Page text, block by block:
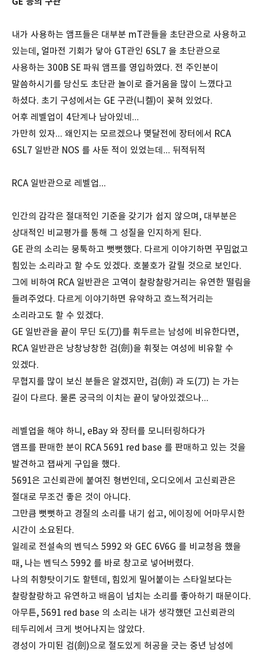
내가 사용하는 앰프들은 대부분 mT관들을 초단관으로 사용하고
있는데, 얼마전 기회가 닿아 GT관인 6SL7 을 초단관으로
사용하는 300B SE 파워 앰프를 영입하였다. 전 주인분이
말씀하시기를 당신도 초단관 놀이로 즐거움을 많이 느꼈다고
하셨다. 초기 구성에서는 GE 구관(니켈)이 꽂혀 있었다.
어후 레벨업이 4단계나 남아있네...
가만히 있자... 왜인지는 모르겠으나 몇달전에 장터에서 RCA
6SL7 일반관 NOS 를 사둔 적이 있었는데... 뒤적뒤적
RCA 일반관으로 레벨업...
인간의 감각은 절대적인 기준을 갖기가 쉽지 않으며, 대부분은
상대적인 비교평가를 통해 그 성질을 인지하게 된다.
GE 관의 소리는 뭉툭하고 뻣뻣했다. 다르게 이야기하면 꾸밈없고
힘있는 소리라고 할 수도 있겠다. 호불호가 갈릴 것으로 보인다.
그에 비하여 RCA 일반관은 고역이 찰랑찰랑거리는 유연한 떨림을
들려주었다. 다르게 이야기하면 유약하고 흐느적거리는
소리라고도 할 수 있겠다.
GE 일반관을 끝이 무딘 도(刀)를 휘두르는 남성에 비유한다면,
RCA 일반관은 낭창낭창한 검(劍)을 휘젖는 여성에 비유할 수
있겠다.
무협지를 많이 보신 분들은 알겠지만, 검(劍) 과 도(刀) 는 가는
길이 다르다. 물론 궁극의 이치는 끝이 닿아있겠으나...
레벨업을 해야 하니, eBay 와 장터를 모니터링하다가
앰프를 판매한 분이 RCA 5691 red base 를 판매하고 있는 것을
발견하고 잽싸게 구입을 했다.
5691은 고신뢰관에 붙여진 형번인데, 오디오에서 고신뢰관은
절대로 무조건 좋은 것이 아니다.
그만큼 뻣뻣하고 경질의 소리를 내기 쉽고, 에이징에 어마무시한
시간이 소요된다.
일례로 전설속의 벤딕스 5992 와 GEC 6V6G 를 비교청음 했을
때, 나는 벤딕스 5992 를 바로 창고로 넣어버렸다.
나의 취향탓이기도 할텐데, 힘있게 밀어붙이는 스타일보다는
찰랑찰랑하고 유연하고 배음이 넘치는 소리를 좋아하기 때문이다.
아무튼, 5691 red base 의 소리는 내가 생각했던 고신뢰관의
테두리에서 크게 벗어나지는 않았다.
경성이 가미된 검(劍)으로 절도있게 허공을 긋는 중년 남성에